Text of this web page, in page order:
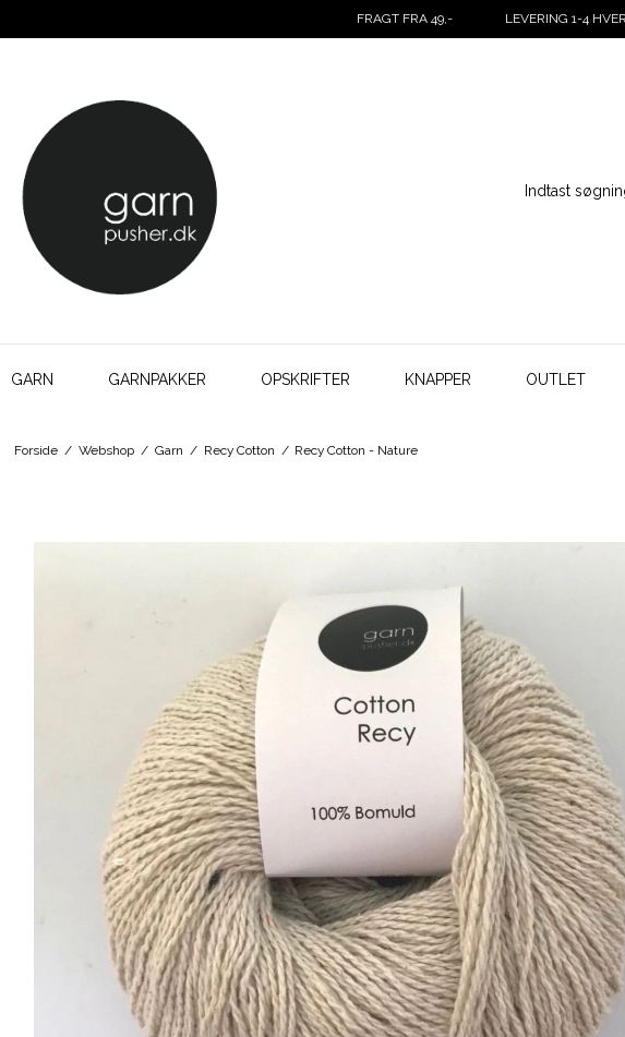
FRAGT FRA 49,- LEVERING 1-4
GARN GARNPAKKER OPSKRIFTER KNAPPER OUTLET
Forside / Webshop / Garn / Recy Cotton / Recy Cotton - Nature